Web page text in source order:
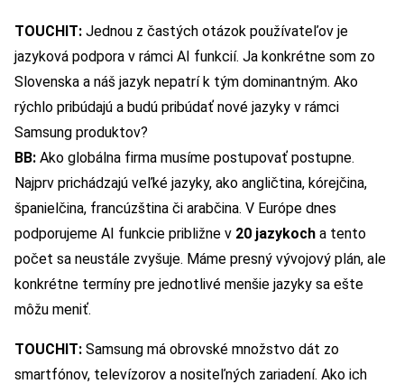
TOUCHIT: Jednou z častých otázok používateľov je
jazyková podpora v rámci AI funkcií. Ja konkrétne som zo
Slovenska a náš jazyk nepatrí k tým dominantným. Ako
rýchlo pribúdajú a budú pribúdať nové jazyky v rámci
Samsung produktov?
BB: Ako globálna firma musíme postupovať postupne.
Najprv prichádzajú veľké jazyky, ako angličtina, kórejčina,
španielčina, francúzština či arabčina. V Európe dnes
podporujeme AI funkcie približne v 20 jazykoch a tento
počet sa neustále zvyšuje. Máme presný vývojový plán, ale
konkrétne termíny pre jednotlivé menšie jazyky sa ešte
môžu meniť.
TOUCHIT: Samsung má obrovské množstvo dát zo
smartfónov, televízorov a nositeľných zariadení. Ako ich